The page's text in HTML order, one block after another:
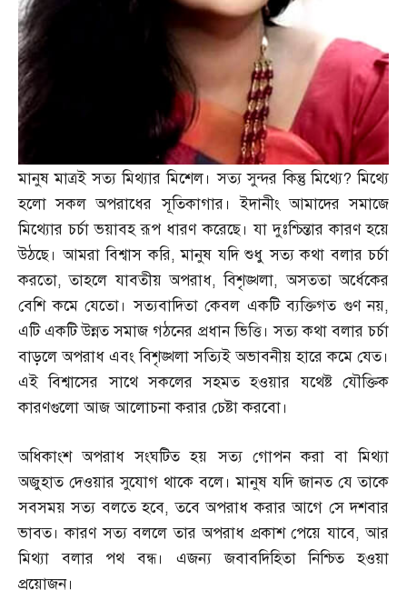
মানুষ মাত্রই সত্য মিথ্যার মিশেল। সত্য সুন্দর কিন্তু মিথ্যে?মিথ্যে
হলো সকল অপরাধের সূতিকাগার। ইদানীং আমাদের সমাজে
মিথ্যোর চর্চা ভয়াবহ রূপ ধারণ করেছে। যা দুঃশ্চিন্তার কারণ হয়ে
উঠছে। আমরা বিশ্বাস করি,মানুষ যদি শুধু সত্য কথা বলার চর্চা
করতো,তাহলে যাবতীয় অপরাধ,বিশৃঙ্খলা,অসততা অর্ধেকের
বেশি কমে যেতো। সত্যবাদিতা কেবল একটি ব্যক্তিগত গুণ নয়,
এটি একটি উন্নত সমাজ গঠনের প্রধান ভিত্তি। সত্য কথা বলার চর্চা
বাড়লে অপরাধ এবং বিশৃঙ্খলা সত্যিই অভাবনীয় হারে কমে যেত।
এই বিশ্বাসের সাথে সকলের সহমত হওয়ার যথেষ্ট যৌক্তিক
কারণগুলো আজ আলোচনা করার চেষ্টা করবো।
অধিকাংশ অপরাধ সংঘটিত হয় সত্য গোপন করা বা মিথ্যা
অজুহাত দেওয়ার সুযোগ থাকে বলে। মানুষ যদি জানত যে তাকে
সবসময় সত্য বলতে হবে,তবে অপরাধ করার আগে সে দশবার
ভাবত। কারণ সত্য বললে তার অপরাধ প্রকাশ পেয়ে যাবে,আর
মিথ্যা বলার পথ বন্ধ। এজন্য জবাবদিহিতা নিশ্চিত হওয়া
প্রয়োজন।